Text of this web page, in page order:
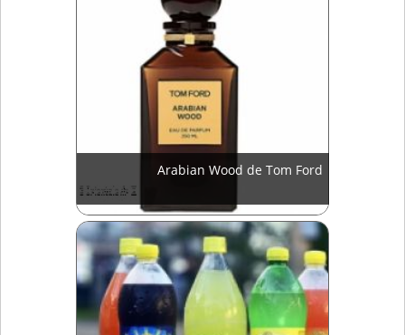
Arabian Wood de Tom Ford